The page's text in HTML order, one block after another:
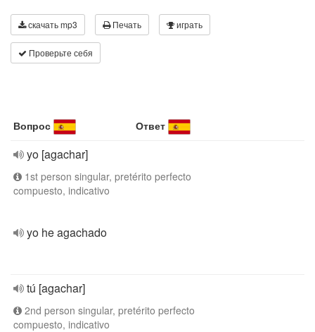
скачать mp3 Печать играть
Проверьте себя
Вопрос Ответ
yo [agachar]
1st person singular, pretérito perfecto
compuesto, indicativo
yo he agachado
tú [agachar]
2nd person singular, pretérito perfecto
compuesto, indicativo